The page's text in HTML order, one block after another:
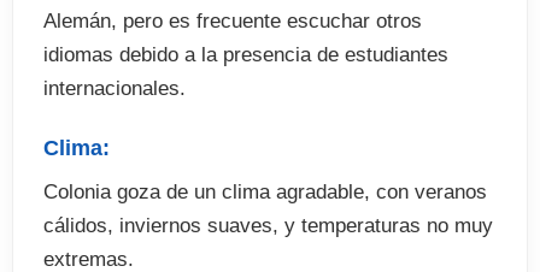
Alemán, pero es frecuente escuchar otros
idiomas debido a la presencia de estudiantes
internacionales.
Clima:
Colonia goza de un clima agradable, con veranos
cálidos, inviernos suaves, y temperaturas no muy
extremas.